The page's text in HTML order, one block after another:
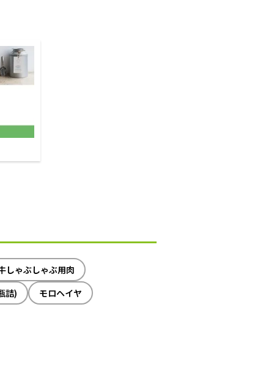
しゃぶしゃぶ用肉
詰)
モロヘイヤ